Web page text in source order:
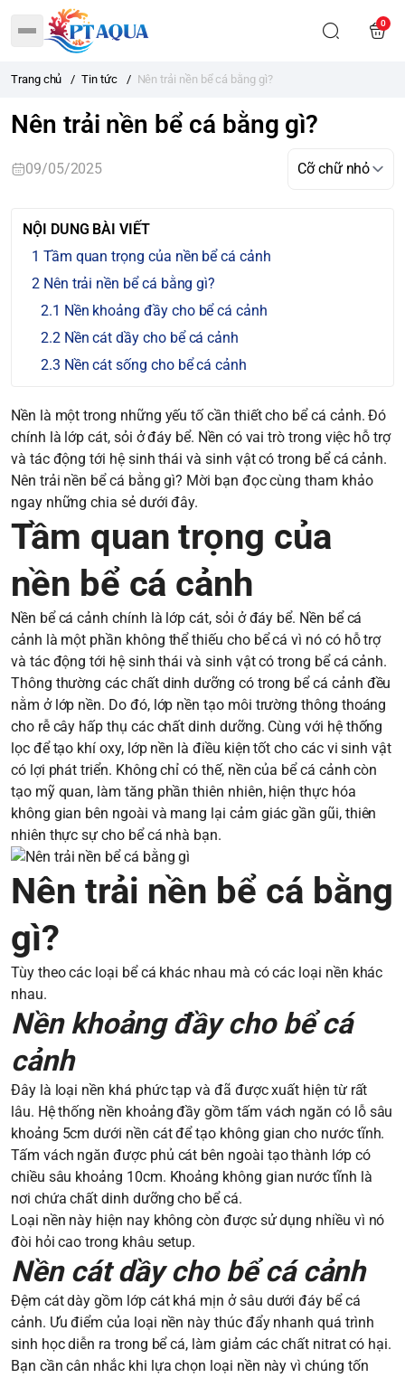
0
Trang chủ / Tin tức / Nên trải nền bể cá bằng gì?
Nên trải nền bể cá bằng gì?
09/05/2025
NỘI DUNG BÀI VIẾT
Tầm quan trọng của nền bể cá cảnh
Nên trải nền bể cá bằng gì?
Nền khoảng đầy cho bể cá cảnh
Nền cát dầy cho bể cá cảnh
Nền cát sống cho bể cá cảnh
Nền là một trong những yếu tố cần thiết cho bể cá cảnh. Đó
chính là lớp cát, sỏi ở đáy bể. Nền có vai trò trong việc hỗ trợ
và tác động tới hệ sinh thái và sinh vật có trong bể cá cảnh.
Nên trải nền bể cá bằng gì? Mời bạn đọc cùng tham khảo
ngay những chia sẻ dưới đây.
Tầm quan trọng của
nền bể cá cảnh
Nền bể cá cảnh chính là lớp cát, sỏi ở đáy bể. Nền bể cá
cảnh là một phần không thể thiếu cho bể cá vì nó có hỗ trợ
và tác động tới hệ sinh thái và sinh vật có trong bể cá cảnh.
Thông thường các chất dinh dưỡng có trong bể cá cảnh đều
nằm ở lớp nền. Do đó, lớp nền tạo môi trường thông thoáng
cho rễ cây hấp thụ các chất dinh dưỡng. Cùng với hệ thống
lọc để tạo khí oxy, lớp nền là điều kiện tốt cho các vi sinh vật
có lợi phát triển. Không chỉ có thế, nền của bể cá cảnh còn
tạo mỹ quan, làm tăng phần thiên nhiên, hiện thực hóa
không gian bên ngoài và mang lại cảm giác gần gũi, thiên
nhiên thực sự cho bể cá nhà bạn.
Nên trải nền bể cá bằng
gì?
Tùy theo các loại bể cá khác nhau mà có các loại nền khác
nhau.
Nền khoảng đầy cho bể cá
cảnh
Đây là loại nền khá phức tạp và đã được xuất hiện từ rất
lâu. Hệ thống nền khoảng đầy gồm tấm vách ngăn có lỗ sâu
khoảng 5cm dưới nền cát để tạo không gian cho nước tĩnh.
Tấm vách ngăn được phủ cát bên ngoài tạo thành lớp có
chiều sâu khoảng 10cm. Khoảng không gian nước tĩnh là
nơi chứa chất dinh dưỡng cho bể cá.
Loại nền này hiện nay không còn được sử dụng nhiều vì nó
đòi hỏi cao trong khâu setup.
Nền cát dầy cho bể cá cảnh
Đệm cát dày gồm lớp cát khá mịn ở sâu dưới đáy bể cá
cảnh. Ưu điểm của loại nền này thúc đẩy nhanh quá trình
sinh học diễn ra trong bể cá, làm giảm các chất nitrat có hại.
Bạn cần cân nhắc khi lựa chọn loại nền này vì chúng tốn